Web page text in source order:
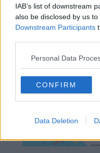
IAB’s list of downstream
also be disclosed by us
Downstream Participants
Personal Data
CONFIRM
Data Deletion